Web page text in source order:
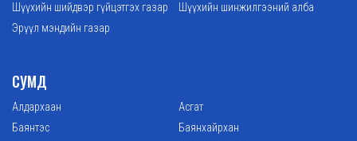
Шүүхийн шийдвэр гүйцэтгэх газар
Шүүхийн шинжилгээний алба
Эрүүл мэндийн газар
СУМД
Алдархаан
Асгат
Баянтэс
Баянхайрхан